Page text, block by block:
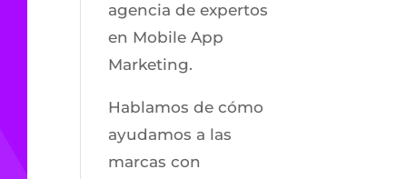
agencia de expertos
en Mobile App
Marketing.
Hablamos de cómo
ayudamos a las
marcas con